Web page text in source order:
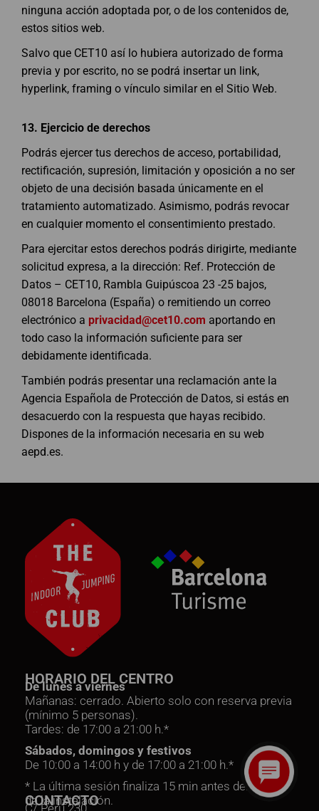
ninguna acción adoptada por, o de los contenidos de,
estos sitios web.
Salvo que CET10 así lo hubiera autorizado de forma
previa y por escrito, no se podrá insertar un link,
hyperlink, framing o vínculo similar en el Sitio Web.
13. Ejercicio de derechos
Podrás ejercer tus derechos de acceso, portabilidad,
rectificación, supresión, limitación y oposición a no ser
objeto de una decisión basada únicamente en el
tratamiento automatizado. Asimismo, podrás revocar
en cualquier momento el consentimiento prestado.
Para ejercitar estos derechos podrás dirigirte, mediante
solicitud expresa, a la dirección: Ref. Protección de
Datos – CET10, Rambla Guipúscoa 23 -25 bajos,
08018 Barcelona (España) o remitiendo un correo
electrónico a privacidad@cet10.com aportando en
todo caso la información suficiente para ser
debidamente identificada.
También podrás presentar una reclamación ante la
Agencia Española de Protección de Datos, si estás en
desacuerdo con la respuesta que hayas recibido.
Dispones de la información necesaria en su web
aepd.es.
HORARIO DEL CENTRO
De lunes a viernes
Mañanas: cerrado. Abierto solo con reserva previa
(mínimo 5 personas).
Tardes: de 17:00 a 21:00 h.*
Sábados, domingos y festivos
De 10:00 a 14:00 h y de 17:00 a 21:00 h.*
* La última sesión finaliza 15 min antes del cierre
de la instalación.
CONTACTO